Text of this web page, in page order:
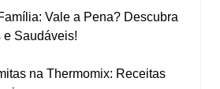
Vale a Pena? Descubra
e Saudáveis!
na Thermomix: Receitas